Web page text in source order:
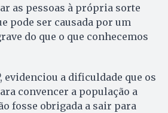
as pessoas à própria sorte
pode ser causada por um
do que o que conhecemos
evidenciou a dificuldade que os
convencer a população a
fosse obrigada a sair para